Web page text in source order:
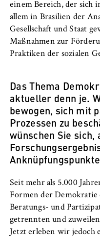
einem Bereich, der sich
allem in Brasilien der
Gesellschaft und Staat
Maßnahmen zur
Praktiken der sozialen
Das Thema
aktueller denn je.
bewogen, sich mit
Prozessen zu
wünschen Sie
Seit mehr als 5.000
Formen der
Beratungs- und
getrennten und
Jetzt erleben wir jedoch